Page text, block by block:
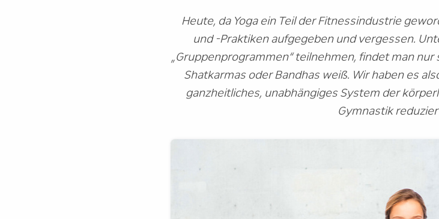
Heute, da Yoga ein Teil der Fitnessindustrie
und -Praktiken aufgegeben und vergessen.
„Gruppenprogrammen“ teilnehmen, findet man
Shatkarmas oder Bandhas weiß. Wir haben es
ganzheitliches, unabhängiges System der
Gymnastik